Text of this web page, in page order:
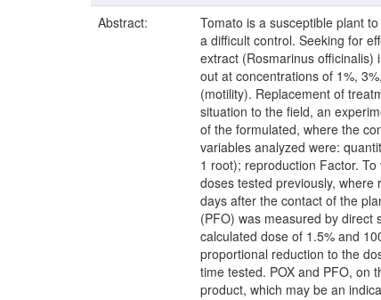
Abstract:
Tomato is a susceptible plant
a difficult control. Seeking for
extract (Rosmarinus
out at concentrations of 1%,
(motility). Replacement of
situation to the field, an
of the formulated, where the
variables analyzed were:
1 root); reproduction Factor.
doses tested previously,
days after the contact of the
(PFO) was measured by direct
calculated dose of 1.5% and
proportional reduction to the
time tested. POX and PFO, on
product, which may be an